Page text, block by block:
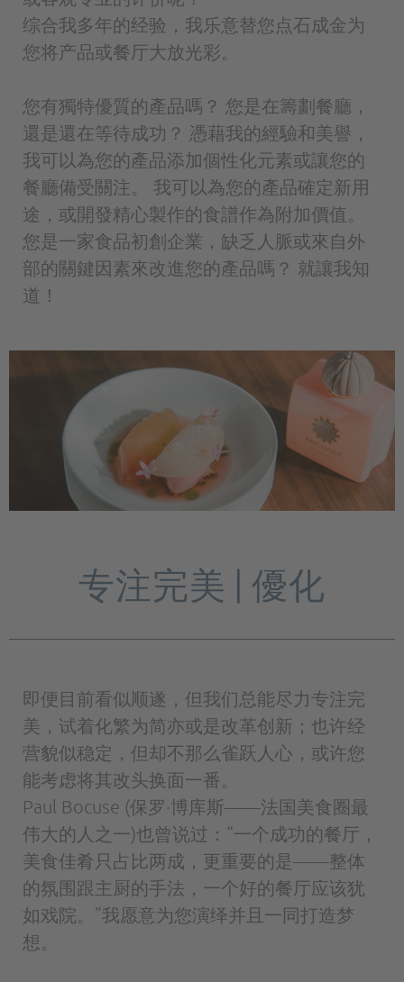
综合我多年的经验，我乐意替您点石成金为
您将产品或餐厅大放光彩。
您有獨特優質的產品嗎？ 您是在籌劃餐廳，
還是還在等待成功？ 憑藉我的經驗和美譽，
我可以為您的產品添加個性化元素或讓您的
餐廳備受關注。 我可以為您的產品確定新用
途，或開發精心製作的食譜作為附加價值。
您是一家食品初創企業，缺乏人脈或來自外
部的關鍵因素來改進您的產品嗎？ 就讓我知
道！
专注完美 | 優化
即便目前看似顺遂，但我们总能尽力专注完
美，试着化繁为简亦或是改革创新；也许经
营貌似稳定，但却不那么雀跃人心，或许您
能考虑将其改头换面一番。
Paul Bocuse (保罗·博库斯——法国美食圈最
伟大的人之一)也曾说过：“一个成功的餐厅，
美食佳肴只占比两成，更重要的是——整体
的氛围跟主厨的手法，一个好的餐厅应该犹
如戏院。”我愿意为您演绎并且一同打造梦
想。